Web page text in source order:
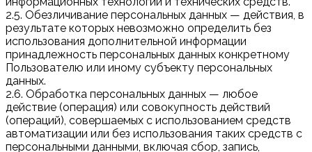
2.5. Обезличивание персональных данных — действия, в
результате которых невозможно определить без
использования дополнительной информации
принадлежность персональных данных конкретному
Пользователю или иному субъекту персональных
данных.
2.6. Обработка персональных данных — любое
действие (операция) или совокупность действий
(операций), совершаемых с использованием средств
автоматизации или без использования таких средств с
персональными данными, включая сбор, запись,